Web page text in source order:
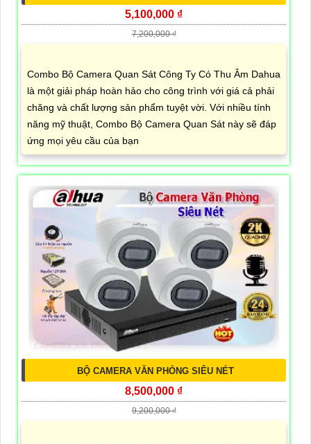
5,100,000 ₫
7,200,000 ₫
Combo Bộ Camera Quan Sát Công Ty Có Thu Âm Dahua
là một giải pháp hoàn hảo cho công trình với giá cả phải
chăng và chất lượng sản phẩm tuyệt vời. Với nhiều tính
năng mỹ thuật, Combo Bộ Camera Quan Sát này sẽ đáp
ứng mọi yêu cầu của bạn
BỘ CAMERA VĂN PHÒNG SIÊU NÉT
8,500,000 ₫
9,200,000 ₫